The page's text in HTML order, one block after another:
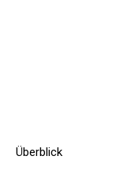
Überblick